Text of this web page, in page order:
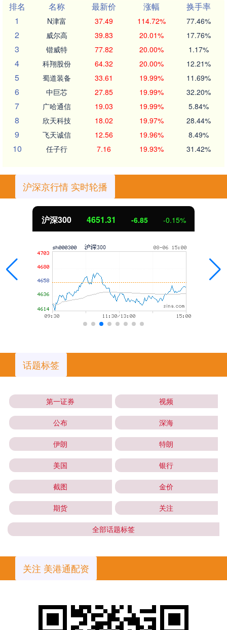
排名
名称 最新价 涨幅
换手率
1
N津富 37.49 114.72% 77.46%
2 威尔高 39.83 20.01% 17.76%
3 锴威特 77.82 20.00% 1.17%
4 科翔股份 64.32 20.00% 12.21%
5 蜀道装备 33.61 19.99% 11.69%
6 中巨芯 27.85 19.99% 32.20%
7 广哈通信 19.03 19.99% 5.84%
8 欣天科技 18.02 19.97% 28.44%
9 飞天诚信 12.56 19.96% 8.49%
10 任子行 7.16 19.93% 31.42%
沪深京行情 实时轮播
沪深300 4651.31 -6.85 -0.15%
话题标签
第一证券 视频
公布 深海
伊朗 特朗
美国 银行
截图 金价
期货 关注
全部话题标签
关注 美港通配资